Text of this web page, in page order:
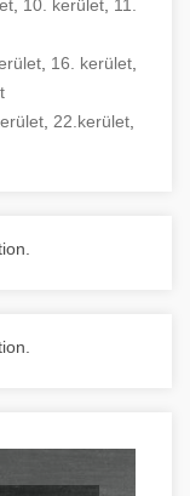
, 10. kerület, 11.
16. kerület
22.kerület